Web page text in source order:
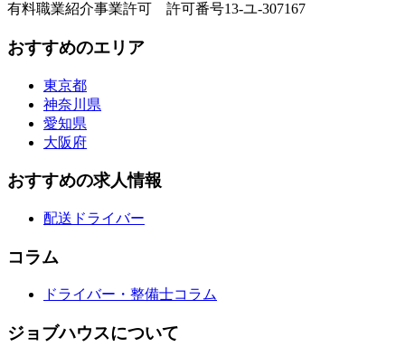
有料職業紹介事業許可 許可番号13-ユ-307167
おすすめのエリア
東京都
神奈川県
愛知県
大阪府
おすすめの求人情報
配送ドライバー
コラム
ドライバー・整備士コラム
ジョブハウスについて